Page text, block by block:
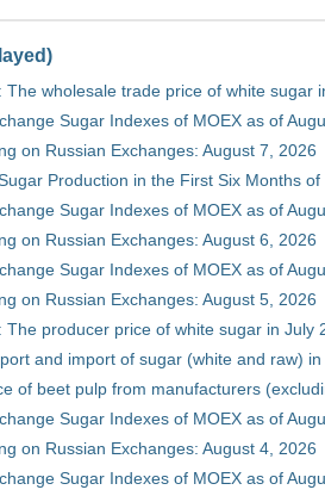
The wholesale trade price of white sugar
Sugar Indexes of MOEX as of
on Russian Exchanges: August 7, 2026
Production in the First Six Months of
Sugar Indexes of MOEX as of
on Russian Exchanges: August 6, 2026
Sugar Indexes of MOEX as of
on Russian Exchanges: August 5, 2026
The producer price of white sugar in July
and import of sugar (white and raw)
of beet pulp from manufacturers
Sugar Indexes of MOEX as of
on Russian Exchanges: August 4, 2026
Sugar Indexes of MOEX as of